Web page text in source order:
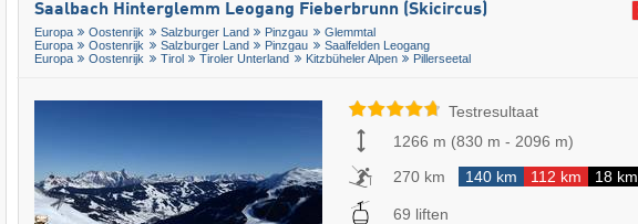
Saalbach Hinterglemm Leogang Fieberbrunn (Skicircus)
Europa Oostenrijk Salzburger Land Pinzgau
Glemmtal
Europa
Oostenrijk Salzburger Land Pinzgau
Saalfelden Leogang
Europa
Oostenrijk Tirol Tiroler Unterland Kitzbüheler Alpen Pillerseetal
Testresultaat
1266 m (830 m - 2096 m)
270 km
140 km 112 km 18 km
69 liften